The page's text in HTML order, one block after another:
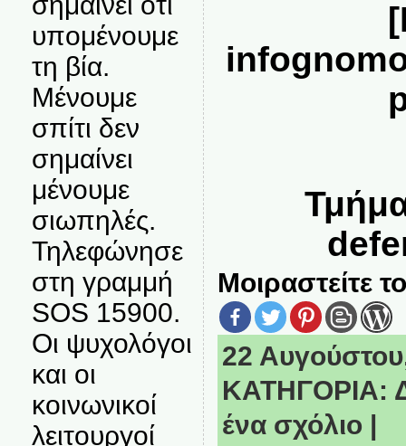
υπομένουμε
τη βία.
Μένουμε
σπίτι δεν
σημαίνει
μένουμε
σιωπηλές.
Τηλεφώνησε
στη γραμμή
SOS 15900.
Οι ψυχολόγοι
και οι
κοινωνικοί
λειτουργοί
Μοιραστείτε
22
ΚΑΤΗΓΟΡΙΑ:
ένα σχόλιο |